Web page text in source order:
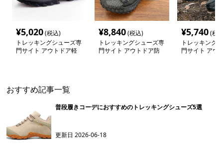
¥5,020(税込)
トレッキングシューズ専
門サイト アウトドア軽
¥8,840(税込)
トレッキングシューズ専
門サイト アウトドア防
¥5,740(税
トレッキング
門サイト アウ
おすすめ記事一覧
普段履きコーデにおすすめのトレッキングシューズ5選
更新日2026-06-18